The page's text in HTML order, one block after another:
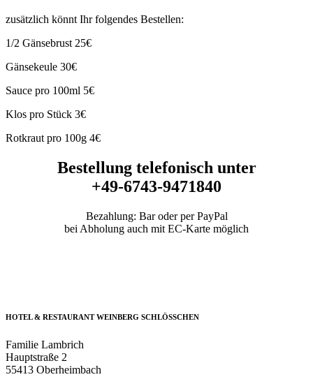
zusätzlich könnt Ihr folgendes Bestellen:
1/2 Gänsebrust 25€
Gänsekeule 30€
Sauce pro 100ml 5€
Klos pro Stück 3€
Rotkraut pro 100g 4€
Bestellung telefonisch unter
+49-6743-9471840
Bezahlung: Bar oder per PayPal
bei Abholung auch mit EC-Karte möglich
HOTEL & RESTAURANT WEINBERG SCHLÖSSCHEN
Familie Lambrich
Hauptstraße 2
55413 Oberheimbach